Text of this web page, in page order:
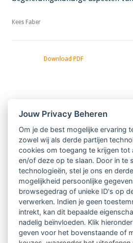
​​​​​​​Kees Faber
Download PDF
Nieuwsbrief
Ontvang 10 x per jaar de LVSC-
relatienieuwsbrief met o.a.:
vrij toegankelijke TsvB-
nieuws op het vlak van
begeleiden
informatie over LVSC-
Jouw Privacy Beheren
Om je de best mogelijke ervaring
zowel wij als derde partijen
cookies om toegang te krijgen tot
en/of deze op te slaan. Door in te
technologieën, stel je ons en
mogelijkheid persoonlijke
browsegedrag of unieke ID's op
verwerken. Indien je geen
intrekt, kan dit bepaalde
nadelig beïnvloeden. Klik
geven voor het bovenstaande of